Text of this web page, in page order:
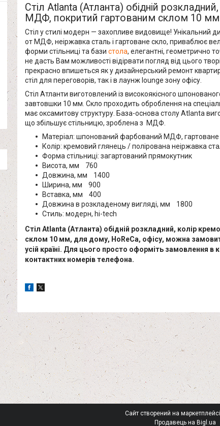
Стіл Atlanta (Атланта) обідній
МДФ, покритий гартованим склом 10 мм
Стіл у стилі модерн — захопливе видовище! Унікальний
от МДФ, неіржавка сталь і гартоване скло, приваблює
форми стільниці та бази стола, елегантні, геометрично
не дасть Вам можливості відірвати погляд від цього
прекрасно впишеться як у дизайнерський ремонт
стіл для переговорів, так і в лаунж lounge зону офісу.
Стіл Атланти виготовлений із високоякісного
завтовшки 10 мм. Скло проходить оброблення на
має оксамитову структуру. База-основа столу Atlanta
що збільшує стільницю, зроблена з МДФ.
Матеріал: шпонований фарбований МДФ, гартоване
Колір: кремовий глянець / полірована неіржавка
Форма стільниці: загартований прямокутник
Висота, мм 760
Довжина, мм 1400
Ширина, мм 900
Вставка, мм 400
Довжина в розкладеному вигляді, мм 1800
Стиль: модерн, hi-tech
Стіл Atlanta (Атланта) обідній розкладний, колір
склом 10 мм, для дому, HoReCa, офісу, можна
усій країні. Для цього просто оформіть замовлення в
контактних номерів телефона.
Сайт створений на маркетплейсі
Продавець на Bigl.ua